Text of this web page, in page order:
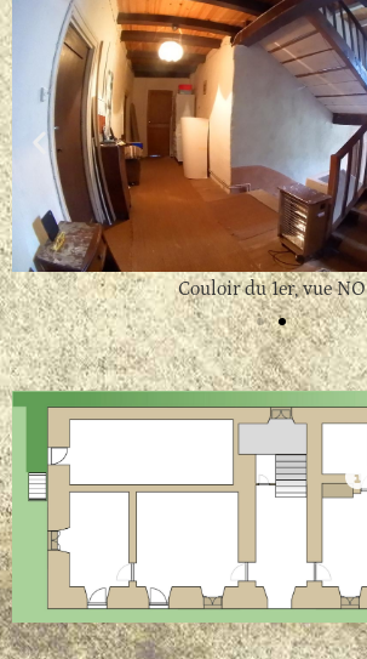
Couloir du 1er, vue NO